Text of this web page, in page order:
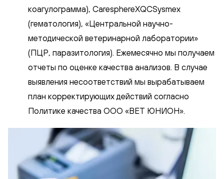
коагулограмма), CaresphereXQCSysmex
(гематология), «Центральной научно-
методической ветеринарной лаборатории»
(ПЦР, паразитология). Ежемесячно мы получаем
отчеты по оценке качества анализов. В случае
выявления несоответствий мы вырабатываем
план корректирующих действий согласно
Политике качества ООО «ВЕТ ЮНИОН».